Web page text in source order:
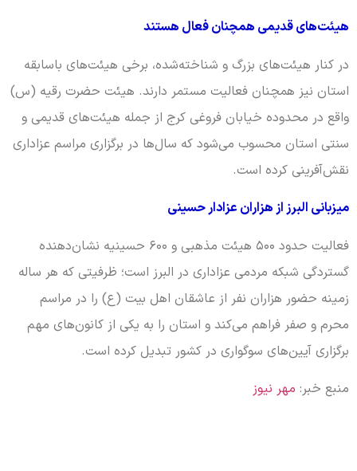
هیئت‌های قدیمی همچنان فعال هستند
در کنار هیئت‌های بزرگ و شناخته‌شده، برخی هیئت‌های باسابقه
استان نیز همچنان فعالیت مستمر دارند. هیئت حضرت رقیه (س)
واقع در محدوده خیابان فروغی کرج از جمله هیئت‌های قدیمی و
سنتی استان محسوب می‌شود که سال‌ها در برگزاری مراسم عزاداری
نقش‌آفرینی کرده است.
میزبانی البرز از هزاران عزادار حسینی
فعالیت حدود ۵۰۰ هیئت مذهبی و ۶۰۰ حسینیه نشان‌دهنده
گستردگی شبکه مردمی عزاداری در البرز است؛ ظرفیتی که هر ساله
زمینه حضور هزاران نفر از عاشقان اهل بیت (ع) را در مراسم
محرم و صفر فراهم می‌کند و استان را به یکی از کانون‌های مهم
برگزاری آیین‌های سوگواری در کشور تبدیل کرده است.
منبع خبر: مهر نیوز